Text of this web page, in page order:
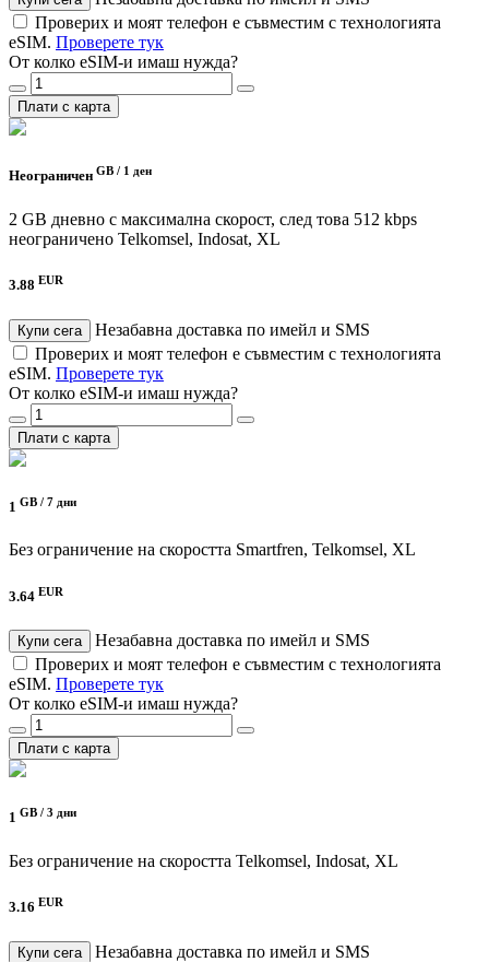
Проверих и моят телефон е съвместим с технологията
eSIM. Проверете тук
От колко eSIM-и имаш нужда?
Плати с карта
Неограничен GB / 1 ден
2 GB дневно с максимална скорост, след това 512 kbps
неограничено Telkomsel, Indosat, XL
3.88 EUR
Купи сега
Незабавна доставка по имейл и SMS
Проверих и моят телефон е съвместим с технологията
eSIM. Проверете тук
От колко eSIM-и имаш нужда?
Плати с карта
1 GB / 7 дни
Без ограничение на скоростта Smartfren, Telkomsel, XL
3.64 EUR
Купи сега
Незабавна доставка по имейл и SMS
Проверих и моят телефон е съвместим с технологията
eSIM. Проверете тук
От колко eSIM-и имаш нужда?
Плати с карта
1 GB / 3 дни
Без ограничение на скоростта Telkomsel, Indosat, XL
3.16 EUR
Купи сега
Незабавна доставка по имейл и SMS